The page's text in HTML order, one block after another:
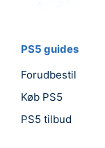
PS5 guides
Forudbestil
Køb PS5
PS5 tilbud